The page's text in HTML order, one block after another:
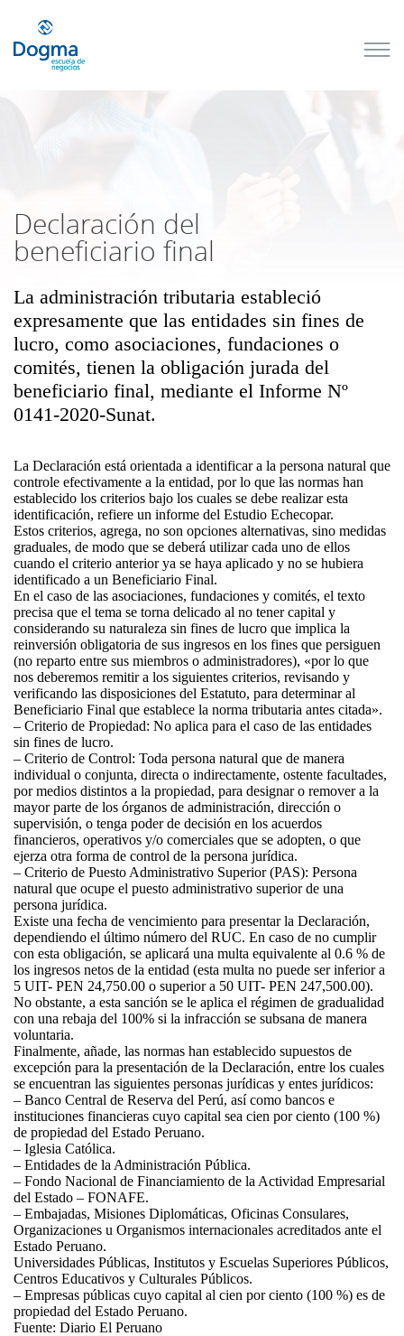
Declaración del
beneficiario final
La administración tributaria estableció
expresamente que las entidades sin fines de
lucro, como asociaciones, fundaciones o
comités, tienen la obligación jurada del
beneficiario final, mediante el Informe Nº
0141-2020-Sunat.
La Declaración está orientada a identificar a la persona natural que
controle efectivamente a la entidad, por lo que las normas han
establecido los criterios bajo los cuales se debe realizar esta
identificación, refiere un informe del Estudio Echecopar.
Estos criterios, agrega, no son opciones alternativas, sino medidas
graduales, de modo que se deberá utilizar cada uno de ellos
cuando el criterio anterior ya se haya aplicado y no se hubiera
identificado a un Beneficiario Final.
En el caso de las asociaciones, fundaciones y comités, el texto
precisa que el tema se torna delicado al no tener capital y
considerando su naturaleza sin fines de lucro que implica la
reinversión obligatoria de sus ingresos en los fines que persiguen
(no reparto entre sus miembros o administradores), «por lo que
nos deberemos remitir a los siguientes criterios, revisando y
verificando las disposiciones del Estatuto, para determinar al
Beneficiario Final que establece la norma tributaria antes citada».
– Criterio de Propiedad: No aplica para el caso de las entidades
sin fines de lucro.
– Criterio de Control: Toda persona natural que de manera
individual o conjunta, directa o indirectamente, ostente facultades,
por medios distintos a la propiedad, para designar o remover a la
mayor parte de los órganos de administración, dirección o
supervisión, o tenga poder de decisión en los acuerdos
financieros, operativos y/o comerciales que se adopten, o que
ejerza otra forma de control de la persona jurídica.
– Criterio de Puesto Administrativo Superior (PAS): Persona
natural que ocupe el puesto administrativo superior de una
persona jurídica.
Existe una fecha de vencimiento para presentar la Declaración,
dependiendo el último número del RUC. En caso de no cumplir
con esta obligación, se aplicará una multa equivalente al 0.6 % de
los ingresos netos de la entidad (esta multa no puede ser inferior a
5 UIT- PEN 24,750.00 o superior a 50 UIT- PEN 247,500.00).
No obstante, a esta sanción se le aplica el régimen de gradualidad
con una rebaja del 100% si la infracción se subsana de manera
voluntaria.
Finalmente, añade, las normas han establecido supuestos de
excepción para la presentación de la Declaración, entre los cuales
se encuentran las siguientes personas jurídicas y entes jurídicos:
– Banco Central de Reserva del Perú, así como bancos e
instituciones financieras cuyo capital sea cien por ciento (100 %)
de propiedad del Estado Peruano.
– Iglesia Católica.
– Entidades de la Administración Pública.
– Fondo Nacional de Financiamiento de la Actividad Empresarial
del Estado – FONAFE.
– Embajadas, Misiones Diplomáticas, Oficinas Consulares,
Organizaciones u Organismos internacionales acreditados ante el
Estado Peruano.
Universidades Públicas, Institutos y Escuelas Superiores Públicos,
Centros Educativos y Culturales Públicos.
– Empresas públicas cuyo capital al cien por ciento (100 %) es de
propiedad del Estado Peruano.
Fuente: Diario El Peruano
próximos
Más Cursos